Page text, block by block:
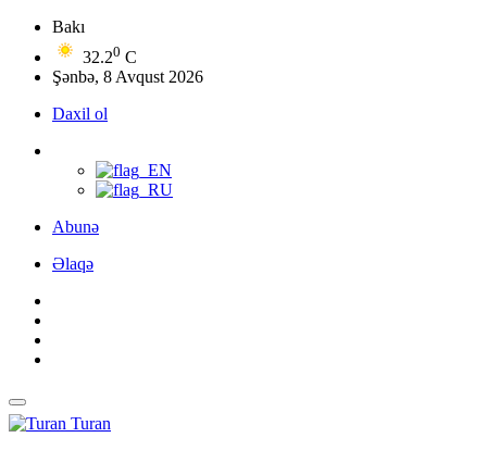
Bakı
32.20 C
Şənbə, 8 Avqust 2026
Daxil ol
Abunə
Əlaqə
Turan